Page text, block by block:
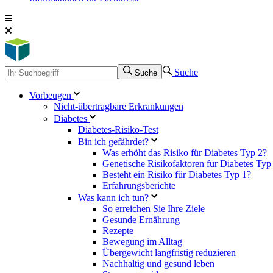
Suche Suche
Vorbeugen
Nicht-übertragbare Erkrankungen
Diabetes
Diabetes-Risiko-Test
Bin ich gefährdet?
Was erhöht das Risiko für Diabetes Typ 2?
Genetische Risikofaktoren für Diabetes Typ
Besteht ein Risiko für Diabetes Typ 1?
Erfahrungsberichte
Was kann ich tun?
So erreichen Sie Ihre Ziele
Gesunde Ernährung
Rezepte
Bewegung im Alltag
Übergewicht langfristig reduzieren
Nachhaltig und gesund leben